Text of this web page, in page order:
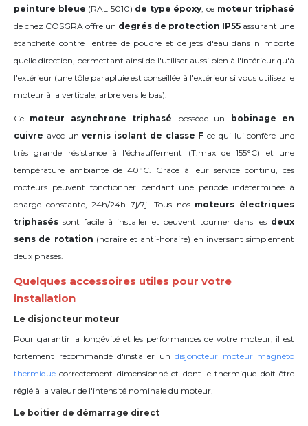
peinture bleue (RAL 5010) de type époxy, ce moteur triphasé
de chez COSGRA offre un degrés de protection IP55 assurant une
étanchéité contre l'entrée de poudre et de jets d'eau dans n'importe
quelle direction, permettant ainsi de l'utiliser aussi bien à l'intérieur qu'à
l'extérieur (une tôle parapluie est conseillée à l'extérieur si vous utilisez le
moteur à la verticale, arbre vers le bas).
Ce moteur asynchrone triphasé possède un
bobinage en
cuivre avec unvernis isolant de classe F ce qui lui confère une
très grande résistance à l'échauffement (T.max de 155°C) et une
température ambiante de 40°C. Grâce à leur service continu, ces
moteurs peuvent fonctionner pendant une période indéterminée à
charge constante, 24h/24h 7j/7j. Tous nos moteurs électriques
triphasés sont facile à installer et peuvent tourner dans les deux
sens de rotation (horaire et anti-horaire) en inversant simplement
deux phases.
Quelques accessoires utiles pour votre
installation
Le disjoncteur moteur
Pour garantir la longévité et les performances de votre moteur, il est
fortement recommandé d'installer un disjoncteur moteur magnéto
thermique correctement dimensionné et dont le thermique doit être
réglé à la valeur de l'intensité nominale du moteur.
Le boitier de démarrage direct